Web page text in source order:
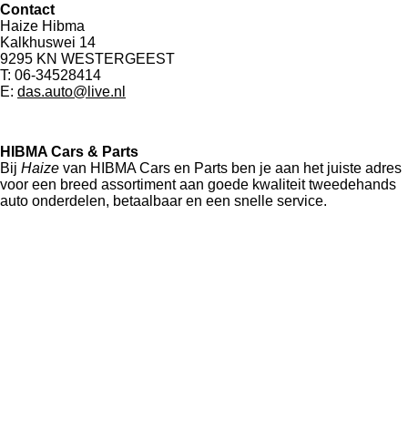
Contact
Haize Hibma
Kalkhuswei 14
9295 KN WESTERGEEST
T: 06-34528414
E: das.auto@live.nl
HIBMA Cars & Parts
Bij Haize van HIBMA Cars en Parts ben je aan het juiste adres
voor een breed assortiment aan goede kwaliteit tweedehands
auto onderdelen, betaalbaar en een snelle service.